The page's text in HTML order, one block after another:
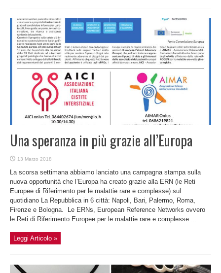
Una speranza in più grazie all’Europa
13 Marzo 2018
La scorsa settimana abbiamo lanciato una campagna stampa sulla
nuova opportunità che l’Europa ha creato grazie alla ERN (le Reti
Europee di Riferimento per le malattie rare e complesse) sul
quotidiano La Repubblica in 6 città: Napoli, Bari, Palermo, Roma,
Firenze e Bologna. Le ERNs, European Reference Networks ovvero
le Reti di Riferimento Europee per le malattie rare e complesse ...
Leggi Articolo »